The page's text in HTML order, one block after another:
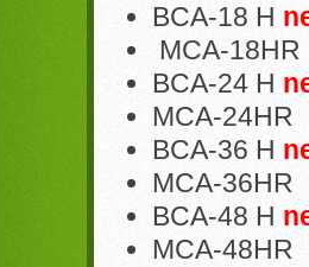
BCA-18 H
MCA-18HR
BCA-24 H
MCA-24HR
BCA-36 H
MCA-36HR
BCA-48 H
MCA-48HR